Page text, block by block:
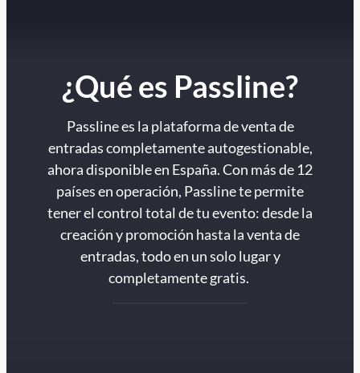
¿Qué es Passline?
Passline es la plataforma de venta de
entradas completamente autogestionable,
ahora disponible en España. Con más de 12
países en operación, Passline te permite
tener el control total de tu evento: desde la
creación y promoción hasta la venta de
entradas, todo en un solo lugar y
completamente gratis.